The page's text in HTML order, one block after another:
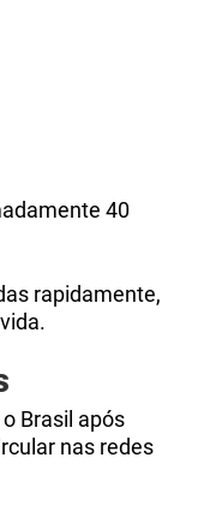
40
rapidamente,
Brasil após
nas redes